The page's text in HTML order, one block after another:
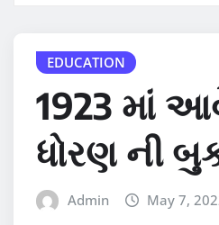
EDUCATION
1923 માં
ધોરણ ની
Admin May 7,